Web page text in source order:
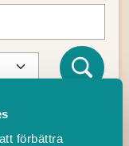
förbättra